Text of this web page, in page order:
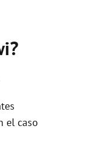
el caso